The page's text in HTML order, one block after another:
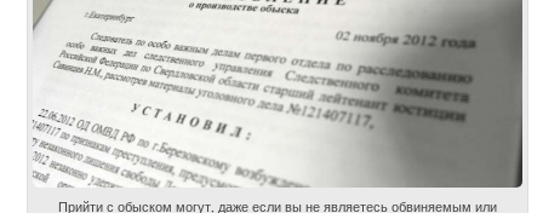
Прийти с обыском могут, даже если вы не являетесь обвиняемым или